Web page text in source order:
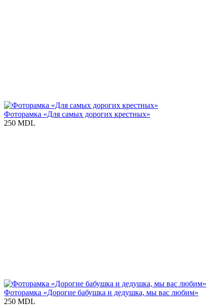
Фоторамка «Для самых дорогих крестных»
250 MDL
Фоторамка «Дорогие бабушка и дедушка, мы вас любим»
250 MDL